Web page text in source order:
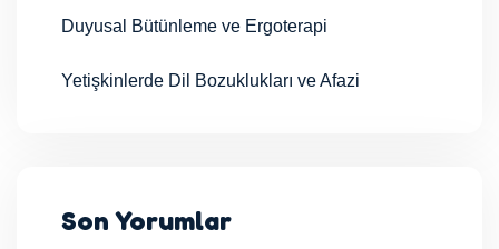
Duyusal Bütünleme ve Ergoterapi
Yetişkinlerde Dil Bozuklukları ve Afazi
Son Yorumlar